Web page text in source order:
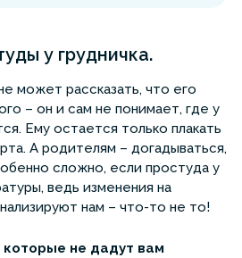
у грудничка.
может рассказать, что его
– он и сам не понимает, где у
Ему остается только плакать
А родителям – догадываться,
сложно, если простуда у
ведь изменения на
нам – что-то не то!
которые не дадут вам